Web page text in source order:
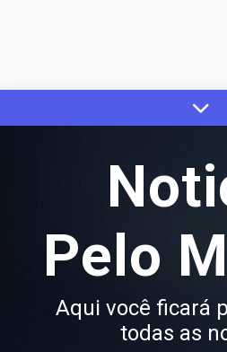
to
Pelo
Aqui você ficará
todas as